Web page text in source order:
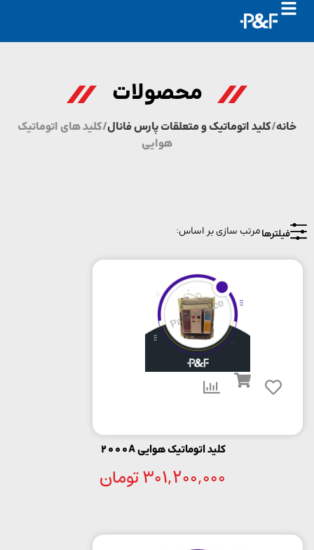
محصولات
کلید اتوماتیک و متعلقات پارس فانال/ کلید های اتوماتیک
هوایی
کلید اتوماتیک هوایی 2000A
301,200,000تومان